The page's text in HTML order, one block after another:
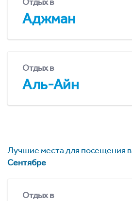
Аджман
Отдых в
Аль-Айн
Лучшие места для посещения в
Сентябре
Отдых в